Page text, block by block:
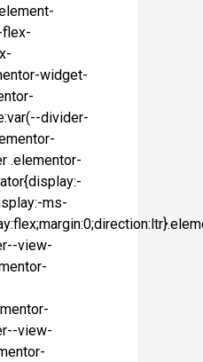
flex-
widget-
divider-
.elementor-
ms-
view-
view-